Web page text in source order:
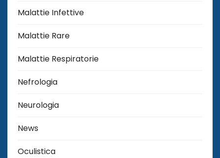
Malattie Infettive
Malattie Rare
Malattie Respiratorie
Nefrologia
Neurologia
News
Oculistica